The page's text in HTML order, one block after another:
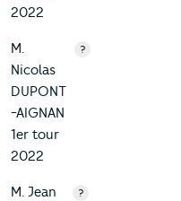
2022
M.
Nicolas
DUPONT
-AIGNAN
1er tour
2022
?
M. Jean
?